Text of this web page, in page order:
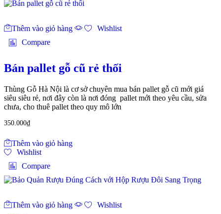
Thêm vào giỏ hàng
Wishlist
Compare
Bán pallet gỗ cũ rẻ thối
Thùng Gỗ Hà Nội là cơ sở chuyên mua bán pallet gỗ cũ mới giá
siêu siêu rẻ, nơi đây còn là nơi đóng pallet mới theo yêu cầu, sửa
chưa, cho thuê pallet theo quy mô lớn
350.000₫
Thêm vào giỏ hàng
Wishlist
Compare
Thêm vào giỏ hàng
Wishlist